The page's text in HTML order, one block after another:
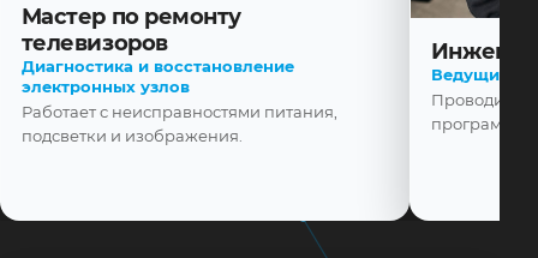
Мастер по ремонту
телевизоров
Диагностика и восстановление
электронных узлов
Работает с неисправностями питания,
подсветки и изображения.
Ведущий
Проводит